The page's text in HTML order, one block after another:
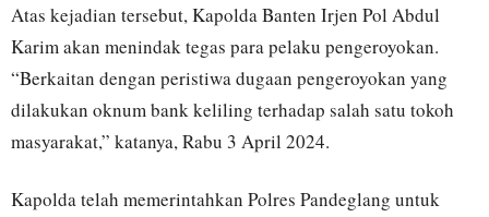
Atas kejadian tersebut, Kapolda Banten Irjen Pol Abdul
Karim akan menindak tegas para pelaku pengeroyokan.
“Berkaitan dengan peristiwa dugaan pengeroyokan yang
dilakukan oknum bank keliling terhadap salah satu tokoh
masyarakat,” katanya, Rabu 3 April 2024.
Kapolda telah memerintahkan Polres Pandeglang untuk